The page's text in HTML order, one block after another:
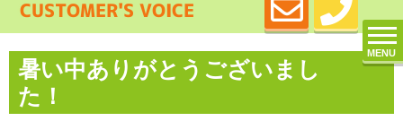
MENU
CUSTOMER'S VOICE
暑い中ありがとうございまし
た！